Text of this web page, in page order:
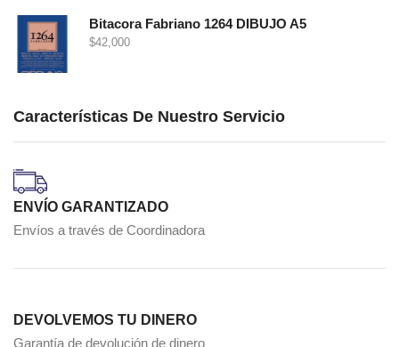
Bitacora Fabriano 1264 DIBUJO A5
$42,000
Características De Nuestro Servicio
ENVÍO GARANTIZADO
Envíos a través de Coordinadora
DEVOLVEMOS TU DINERO
Garantía de devolución de dinero